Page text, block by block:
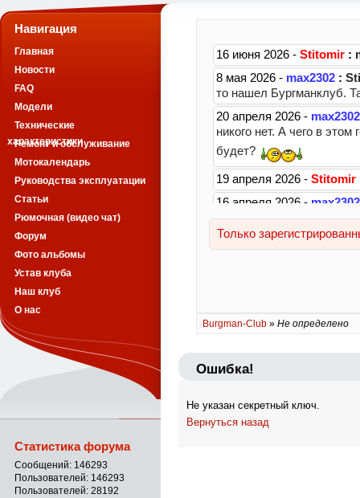
Burgman-Club » Не определено
Ошибка!
Не указан секретный ключ.
Вернуться назад
Навигация
Главная
Новости
FAQ
Модели
Технические
характеристики
Ремонт и обслуживание
Мотокалендарь
Руководства эксплуатации
Статьи
Рюмочная (видео чат)
Форум
Фото альбомы
Устав клуба
Наш клуб
О нас
Статистика форума
Сообщений: 146293
Пользователей: 146293
Пользователей: 28192